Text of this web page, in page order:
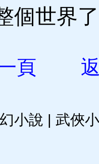
個世界
頁
小說 | 武俠